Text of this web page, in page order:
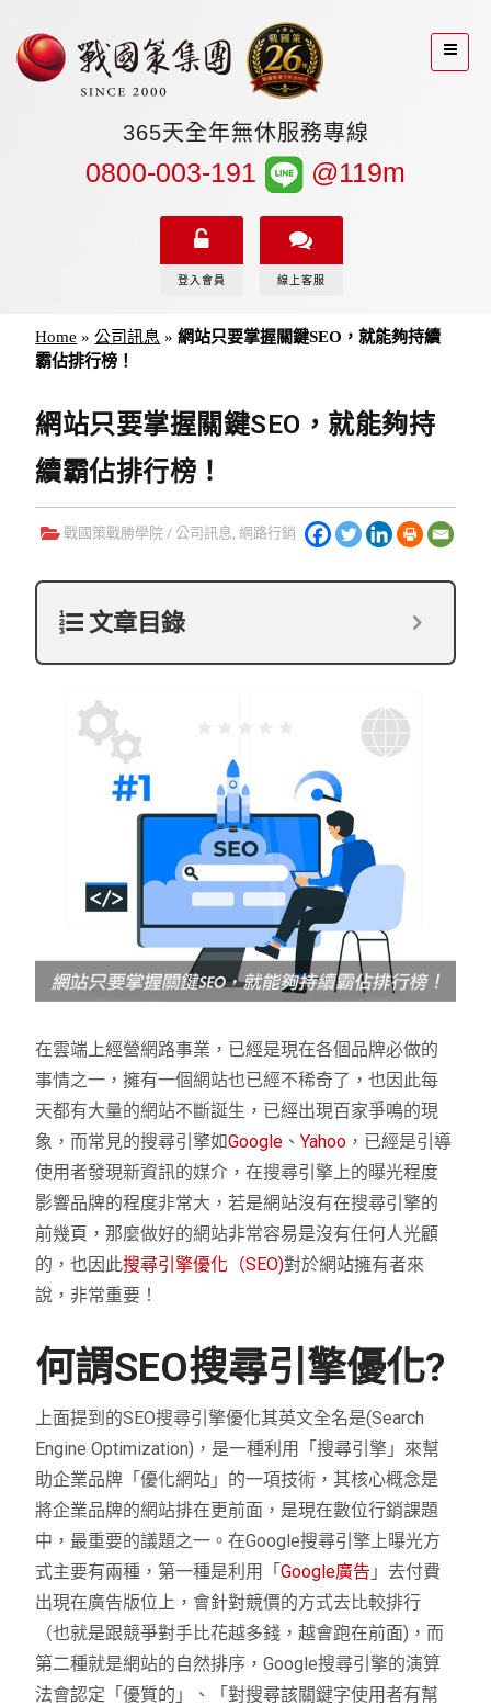
365天全年無休服務專線
0800-003-191 @119m
登入會員 線上客服
Home »公司訊息 »網站只要掌握關鍵SEO，就能夠持續
霸佔排行榜！
網站只要掌握關鍵SEO，就能夠持
續霸佔排行榜！
戰國策戰勝學院 /公司訊息,網路行銷
文章目錄
在雲端上經營網路事業，已經是現在各個品牌必做的
事情之一，擁有一個網站也已經不稀奇了，也因此每
天都有大量的網站不斷誕生，已經出現百家爭鳴的現
象，而常見的搜尋引擎如Google 、Yahoo ，已經是引導
使用者發現新資訊的媒介，在搜尋引擎上的曝光程度
影響品牌的程度非常大，若是網站沒有在搜尋引擎的
前幾頁，那麼做好的網站非常容易是沒有任何人光顧
的，也因此搜尋引擎優化（SEO)對於網站擁有者來
說，非常重要！
何謂SEO搜尋引擎優化?
上面提到的SEO搜尋引擎優化其英文全名是(Search
Engine Optimization)，是一種利用「搜尋引擎」來幫
助企業品牌「優化網站」的一項技術，其核心概念是
將企業品牌的網站排在更前面，是現在數位行銷課題
中，最重要的議題之一。在Google搜尋引擎上曝光方
式主要有兩種，第一種是利用「Google廣告 」去付費
出現在廣告版位上，會針對競價的方式去比較排行
（也就是跟競爭對手比花越多錢，越會跑在前面)，而
第二種就是網站的自然排序，Google搜尋引擎的演算
法會認定「優質的」、「對搜尋該關鍵字使用者有幫